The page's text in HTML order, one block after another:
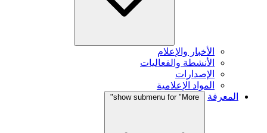
الأخبار والإعلام
الأنشطة والفعاليات
الإصدارات
المواد الإعلامية
المعرفة
show submenu for "More"